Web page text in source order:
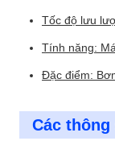
Tốc độ lưu
Tính năng:
Đặc điểm:
Các